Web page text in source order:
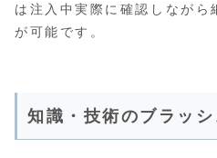
は注入中実際に確認しながら
が可能です。
知識・技術のブラッ